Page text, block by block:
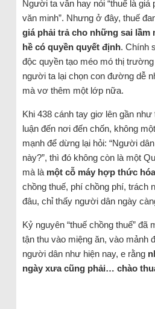
Người ta vẫn hay nói “thuế là giá
văn minh”. Nhưng ở đây, thuế
giá phải trả cho những sai lầm
hề có quyền quyết định. Chính
độc quyền tạo méo mó thị
người ta lại chọn con đường dễ
mà vơ thêm một lớp nữa.
Khi 438 cánh tay giơ lên gần như
luận đến nơi đến chốn, không
mạnh để dừng lại hỏi: “Người
này?”, thì đó không còn là một
mà là một cỗ máy hợp thức
chồng thuế, phí chồng phí, trách
đâu, chỉ thấy người dân ngày
Kỷ nguyên “thuế chồng thuế”
tận thu vào miệng ăn, vào mảnh
người dân như hiện nay, e rằng
ngày xưa cũng phải… chào